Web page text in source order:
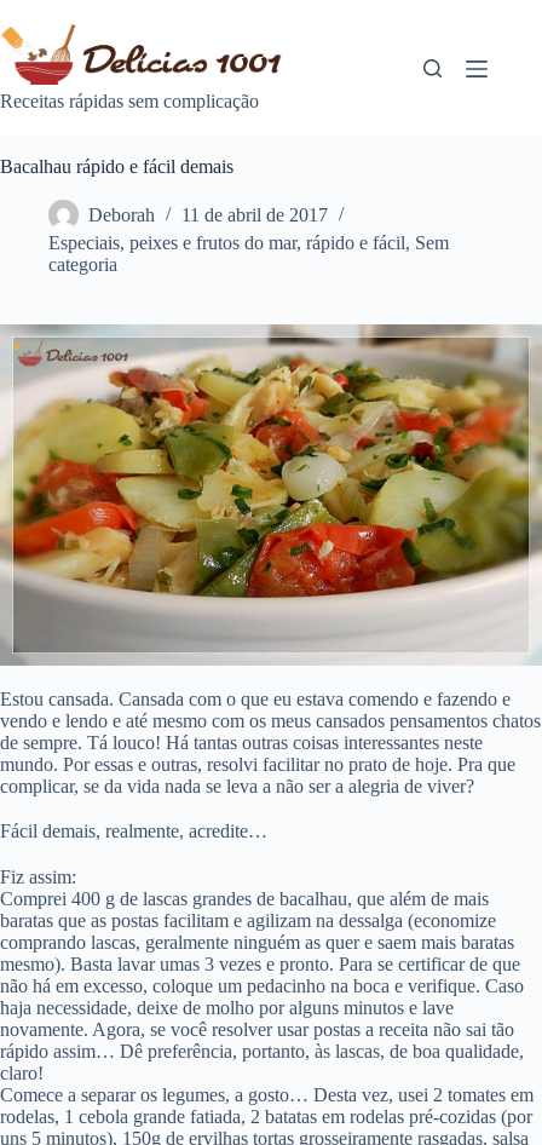
para
conteúdo
Receitas rápidas sem complicação
Bacalhau rápido e fácil demais
Deborah
11 de abril de 2017
Especiais, peixes e frutos do mar, rápido e fácil, Sem
categoria
Estou cansada. Cansada com o que eu estava comendo e fazendo e
vendo e lendo e até mesmo com os meus cansados pensamentos chatos
de sempre. Tá louco! Há tantas outras coisas interessantes neste
mundo. Por essas e outras, resolvi facilitar no prato de hoje. Pra que
complicar, se da vida nada se leva a não ser a alegria de viver?
Fácil demais, realmente, acredite…
Fiz assim:
Comprei 400 g de lascas grandes de bacalhau, que além de mais
baratas que as postas facilitam e agilizam na dessalga (economize
comprando lascas, geralmente ninguém as quer e saem mais baratas
mesmo). Basta lavar umas 3 vezes e pronto. Para se certificar de que
não há em excesso, coloque um pedacinho na boca e verifique. Caso
haja necessidade, deixe de molho por alguns minutos e lave
novamente. Agora, se você resolver usar postas a receita não sai tão
rápido assim… Dê preferência, portanto, às lascas, de boa qualidade,
claro!
Comece a separar os legumes, a gosto… Desta vez, usei 2 tomates em
rodelas, 1 cebola grande fatiada, 2 batatas em rodelas pré-cozidas (por
uns 5 minutos), 150g de ervilhas tortas grosseiramente rasgadas, salsa